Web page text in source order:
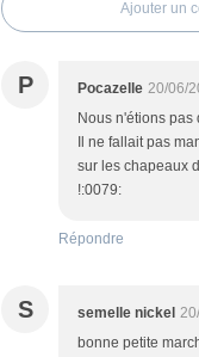
Ajouter un
P Pocazelle 20/06/
Nous n'étions pas
Il ne fallait pas
sur les chapeaux
!:0079:
Répondre
S semelle nickel
bonne petite